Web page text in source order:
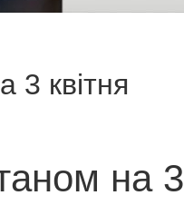
3 квітня
на 3